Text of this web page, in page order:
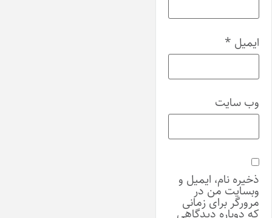
ایمیل *
وب‌ سایت
ذخیره نام، ایمیل و
وبسایت من در
مرورگر برای زمانی
که دوباره دیدگاهی